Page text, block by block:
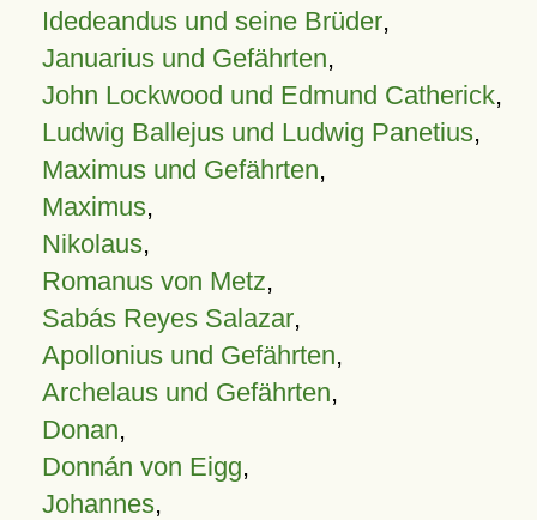
Idedeandus und seine Brüder,
Januarius und Gefährten,
John Lockwood und Edmund Catherick,
Ludwig Ballejus und Ludwig Panetius,
Maximus und Gefährten,
Maximus,
Nikolaus,
Romanus von Metz,
Sabás Reyes Salazar,
Apollonius und Gefährten,
Archelaus und Gefährten,
Donan,
Donnán von Eigg,
Johannes,